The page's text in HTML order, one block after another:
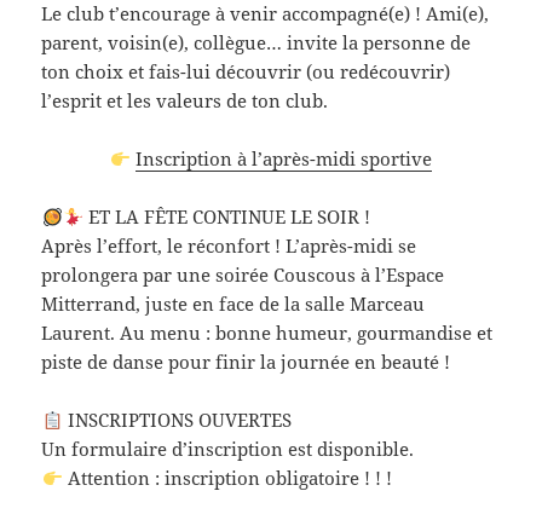
Le club t’encourage à venir accompagné(e) ! Ami(e),
parent, voisin(e), collègue… invite la personne de
ton choix et fais-lui découvrir (ou redécouvrir)
l’esprit et les valeurs de ton club.
Inscription à l’après-midi sportive
ET LA FÊTE CONTINUE LE SOIR !
Après l’effort, le réconfort ! L’après-midi se
prolongera par une soirée Couscous à l’Espace
Mitterrand, juste en face de la salle Marceau
Laurent. Au menu : bonne humeur, gourmandise et
piste de danse pour finir la journée en beauté !
INSCRIPTIONS OUVERTES
Un formulaire d’inscription est disponible.
Attention : inscription obligatoire ! ! !